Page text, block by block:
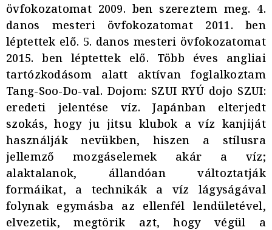
övfokozatomat 2009. ben szereztem meg. 4.
danos mesteri övfokozatomat 2011. ben
léptettek elő. 5. danos mesteri övfokozatomat
2015. ben léptettek elő. Több éves angliai
tartózkodásom alatt aktívan foglalkoztam
Tang-Soo-Do-val. Dojom: SZUI RYÚ dojo SZUI:
eredeti jelentése víz. Japánban elterjedt
szokás, hogy ju jitsu klubok a víz kanjiját
használják nevükben, hiszen a stílusra
jellemző mozgáselemek akár a víz;
alaktalanok, állandóan változtatják
formáikat, a technikák a víz lágyságával
folynak egymásba az ellenfél lendületével,
elvezetik, megtörik azt, hogy végül a